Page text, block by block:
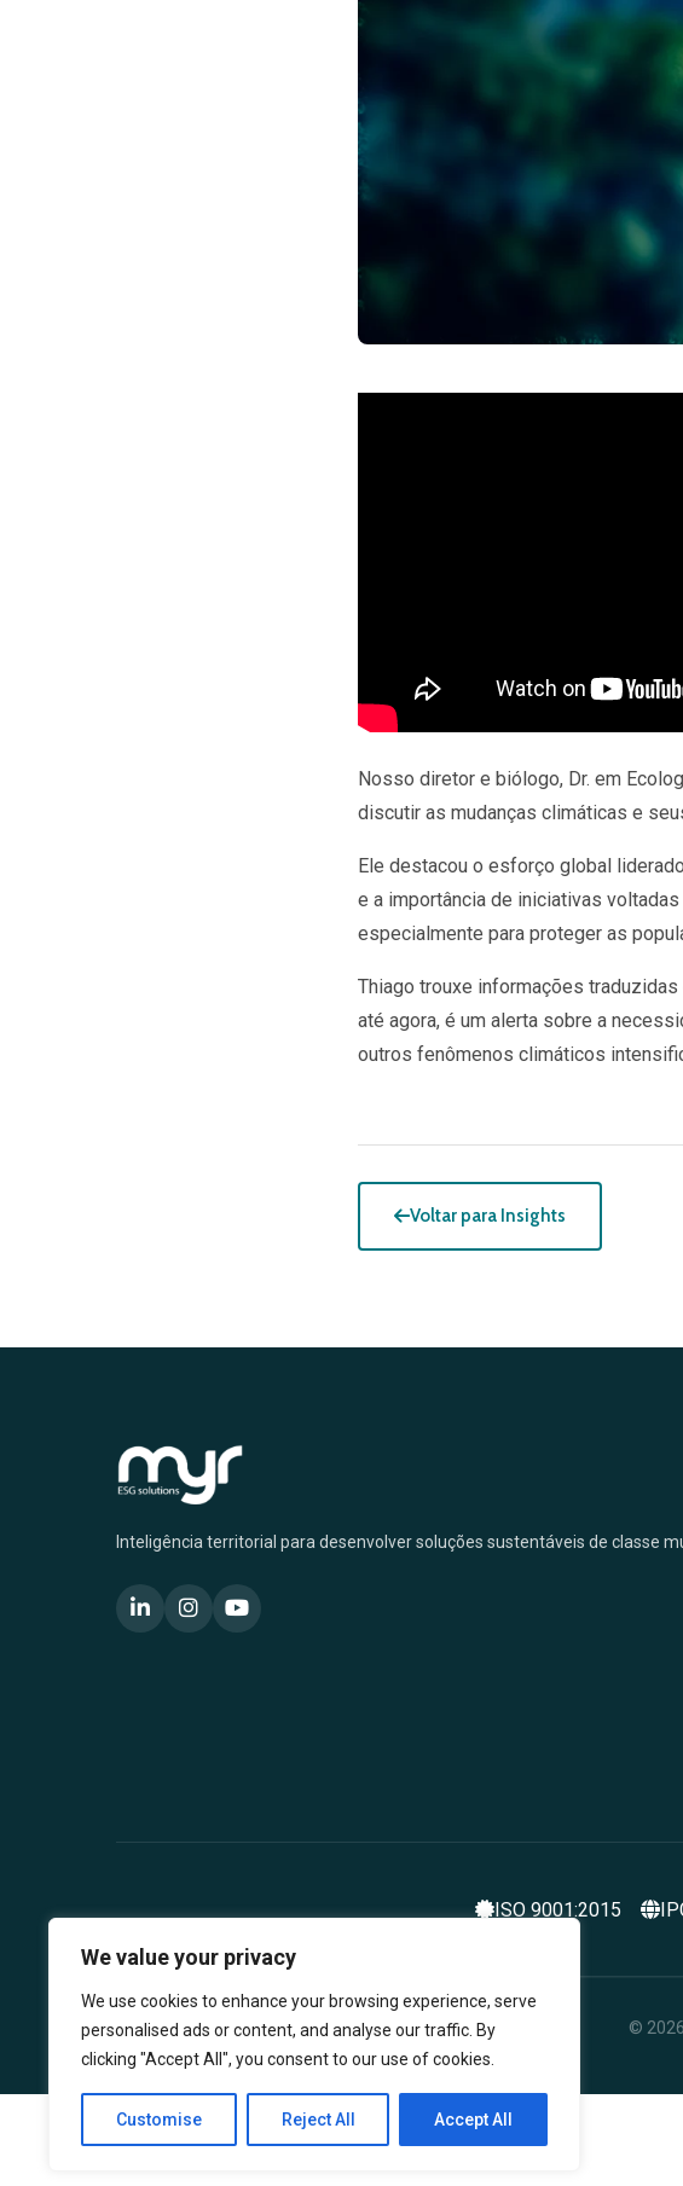
We value your privacy
We use cookies to enhance your browsing experience, serve
personalised ads or content, and analyse our traffic. By
clicking "Accept All", you consent to our use of cookies.
Customise Reject All Accept All
Nosso diretor e biólogo, Dr. em
discutir as mudanças climáticas e
Ele destacou o esforço global
e a importância de iniciativas
especialmente para proteger as
Thiago trouxe informações
até agora, é um alerta sobre a
outros fenômenos climáticos
Voltar para Insights
Inteligência territorial para desenvolver soluções sustentáveis de classe
ISO 9001:2015
©